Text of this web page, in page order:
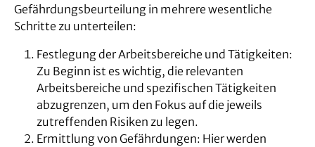
Gefährdungsbeurteilung in mehrere wesentliche
Schritte zu unterteilen:
Festlegung der Arbeitsbereiche und Tätigkeiten:
Zu Beginn ist es wichtig, die relevanten
Arbeitsbereiche und spezifischen Tätigkeiten
abzugrenzen, um den Fokus auf die jeweils
zutreffenden Risiken zu legen.
Ermittlung von Gefährdungen: Hier werden